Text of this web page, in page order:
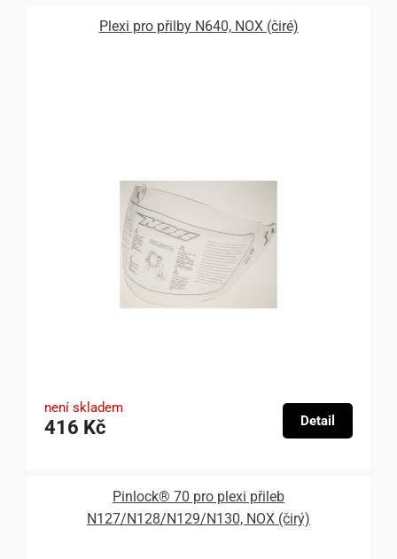
Plexi pro přilby N640, NOX (čiré)
není skladem
416 Kč Detail
Pinlock® 70 pro plexi přileb
N127/N128/N129/N130, NOX (čirý)